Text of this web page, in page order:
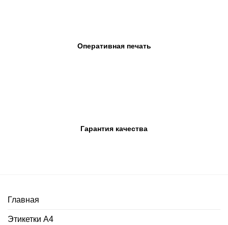
Оперативная печать
Гарантия качества
Главная
Этикетки А4